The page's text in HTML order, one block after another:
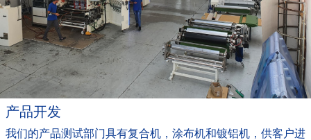
产品开发
我们的产品测试部门具有复合机，涂布机和镀铝机，供客户进